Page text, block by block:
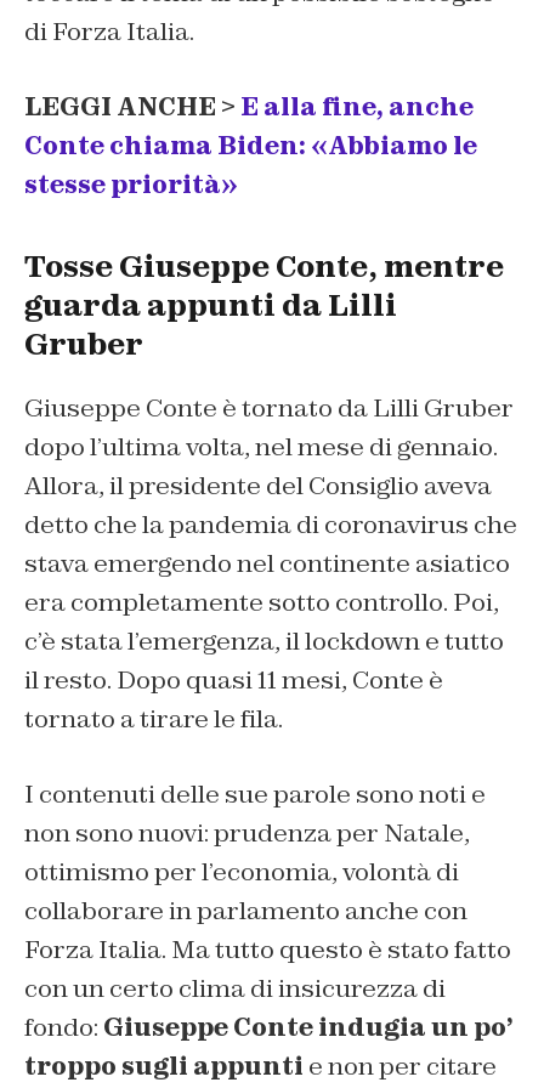
di Forza Italia.
LEGGI ANCHE > E alla fine, anche
Conte chiama Biden: «Abbiamo le
stesse priorità»
Tosse Giuseppe Conte, mentre
guarda appunti da Lilli
Gruber
Giuseppe Conte è tornato da Lilli Gruber
dopo l’ultima volta, nel mese di gennaio.
Allora, il presidente del Consiglio aveva
detto che la pandemia di coronavirus che
stava emergendo nel continente asiatico
era completamente sotto controllo. Poi,
c’è stata l’emergenza, il lockdown e tutto
il resto. Dopo quasi 11 mesi, Conte è
tornato a tirare le fila.
I contenuti delle sue parole sono noti e
non sono nuovi: prudenza per Natale,
ottimismo per l’economia, volontà di
collaborare in parlamento anche con
Forza Italia. Ma tutto questo è stato fatto
con un certo clima di insicurezza di
fondo: Giuseppe Conte indugia un po’
troppo sugli appunti e non per citare